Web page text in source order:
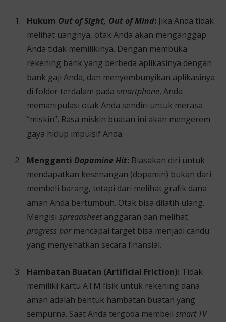
Hukum Out of Sight, Out of Mind: Jika Anda tidak
melihat uangnya, otak Anda akan menganggap
Anda tidak memilikinya. Dengan membuka
rekening bank yang berbeda aplikasinya dengan
bank gaji Anda, dan menyembunyikan aplikasinya
di folder terdalam pada smartphone, Anda
memanipulasi otak Anda sendiri untuk merasa
“miskin”. Rasa miskin buatan ini akan mengerem
gaya hidup impulsif Anda.
Mengganti Dopamine Hit: Biasakan diri untuk
mendapatkan kesenangan (dopamin) bukan dari
membeli barang, tetapi dari melihat grafik dana
aman Anda bertumbuh. Otak bisa dilatih ulang.
Mengisi spreadsheetanggaran dan melihat
progress barmencapai target bisa menjadi candu
yang menyehatkan secara finansial.
Hambatan Buatan (Artificial Friction): Tidak
memiliki kartu ATM fisik untuk rekening dana
aman adalah bentuk hambatan buatan yang
sempurna. Saat Anda tergoda membeli smart TV